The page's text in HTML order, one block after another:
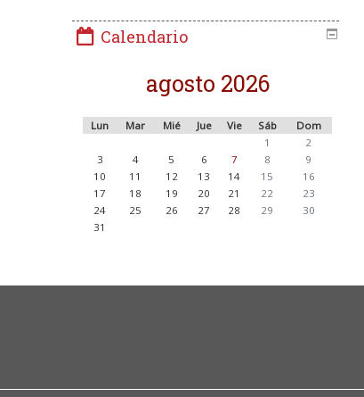
Calendario
agosto 2026
Lun Mar Mié Jue Vie Sáb
Dom
1
2
3
4 5 6 7 8
9
10
11 12 13 14 15
16
17
18 19 20 21 22
23
24
25 26 27 28 29
30
31